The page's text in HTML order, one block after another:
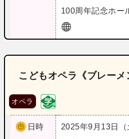
100周年記念ホー
こどもオペラ《ブレーメ
オペラ
日時
2025年9月13日（